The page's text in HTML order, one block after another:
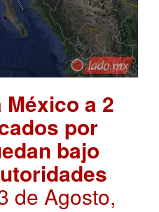
a 2
por
bajo
de Agosto,